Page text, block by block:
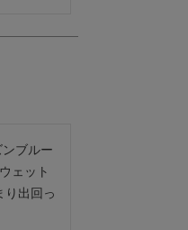
ブルー
ェット
り出回っ